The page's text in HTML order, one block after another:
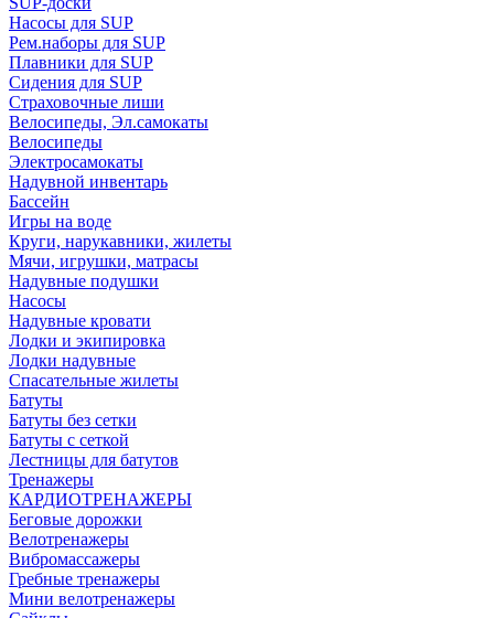
Насосы для SUP
Рем.наборы для SUP
Плавники для SUP
Сидения для SUP
Страховочные лиши
Велосипеды, Эл.самокаты
Велосипеды
Электросамокаты
Надувной инвентарь
Бассейн
Игры на воде
Круги, нарукавники, жилеты
Мячи, игрушки, матрасы
Надувные подушки
Насосы
Надувные кровати
Лодки и экипировка
Лодки надувные
Спасательные жилеты
Батуты
Батуты без сетки
Батуты с сеткой
Лестницы для батутов
Тренажеры
КАРДИОТРЕНАЖЕРЫ
Беговые дорожки
Велотренажеры
Вибромассажеры
Гребные тренажеры
Мини велотренажеры